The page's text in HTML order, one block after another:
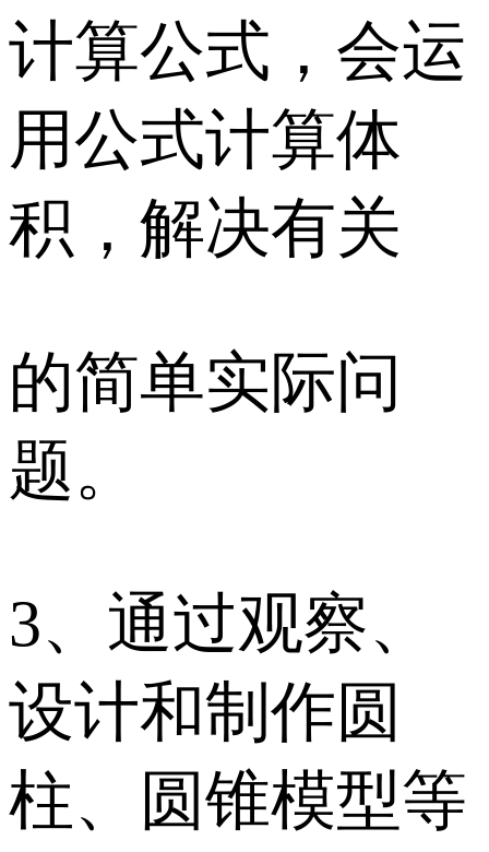
计算公式，会运
用公式计算体
积，解决有关
的简单实际问
题。
3、通过观察、
设计和制作圆
柱、圆锥模型等